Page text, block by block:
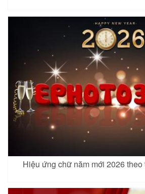
Hiệu ứng chữ năm mới 2026